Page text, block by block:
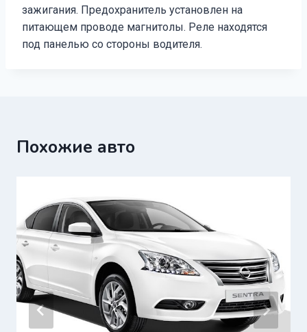
зажигания. Предохранитель установлен на
питающем проводе магнитолы. Реле находятся
под панелью со стороны водителя.
Похожие авто